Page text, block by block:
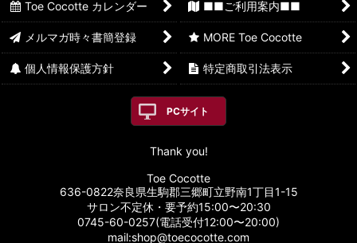
Toe Cocotte カレンダー ■■ご利用案内■■
メルマガ時々書簡登録 MORE Toe Cocotte
個人情報保護方針 特定商取引法表示
PCサイト
Thank you!
Toe Cocotte
636-0822奈良県生駒郡三郷町立野南1丁目1-15
サロン不定休・要予約15:00〜20:30
0745-60-0257(電話受付12:00〜20:00)
mail:shop@toecocotte.com